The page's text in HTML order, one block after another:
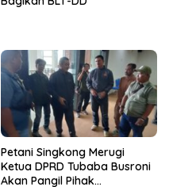
Petani Singkong Merugi
Ketua DPRD Tubaba Busroni
Akan Pangil Pihak